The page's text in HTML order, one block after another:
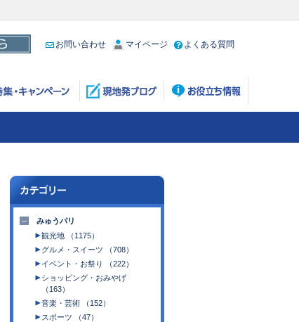
お問い合わせ マイページ よくある質問
みゅうパリ
観光地 （1175）
グルメ・スイーツ （708）
イベント・お祭り （222）
ショッピング・おみやげ
（163）
音楽・芸術 （152）
スポーツ （47）